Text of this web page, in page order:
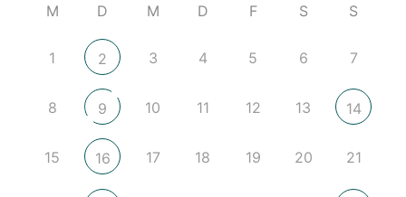
M D M D F S S
1 2 3 4 5 6 7
8 9 10 11 12 13 14
15 16 17 18 19 20 21